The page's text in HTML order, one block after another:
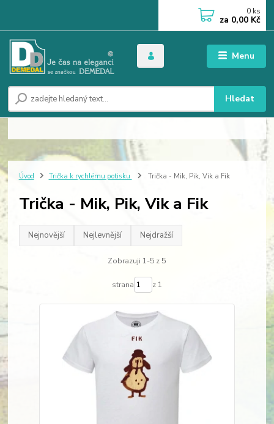
Menu
Hledat
0 ks
za 0,00 Kč
Úvod Trička k rychlému potisku Trička - Mik, Pik, Vik a Fik
Trička - Mik, Pik, Vik a Fik
Nejnovější Nejlevnější Nejdražší
Zobrazuji 1-5 z 5
strana z 1